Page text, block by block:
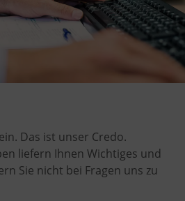
Das ist unser Credo.
liefern Ihnen Wichtiges und
Sie nicht bei Fragen uns zu